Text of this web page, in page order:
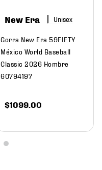
New Era
Gorra New Era 59FIFTY
México World Baseball
Classic 2026 Hombre
60794197
$1099 00